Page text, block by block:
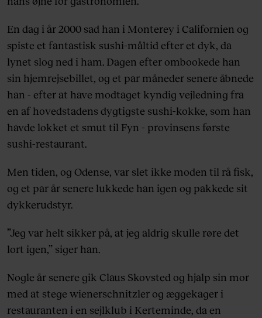
En dag i år 2000 sad han i Monterey i Californien og
spiste et fantastisk sushi-måltid efter et dyk, da
lynet slog ned i ham. Dagen efter ombookede han
sin hjemrejsebillet, og et par måneder senere åbnede
han - efter at have modtaget kyndig vejledning fra
en af hovedstadens dygtigste sushi-kokke, som han
havde lokket et smut til Fyn - provinsens første
sushi-restaurant.
Men tiden, og Odense, var slet ikke moden til rå fisk,
og et par år senere lukkede han igen og pakkede sit
dykkerudstyr.
”Jeg var helt sikker på, at jeg aldrig skulle røre det
lort igen,” siger han.
Nogle år senere gik Claus Skovsted og hjalp sin mor
med at stege wienerschnitzler og æggekager i
restauranten i en sejlklub i Kerteminde, da en